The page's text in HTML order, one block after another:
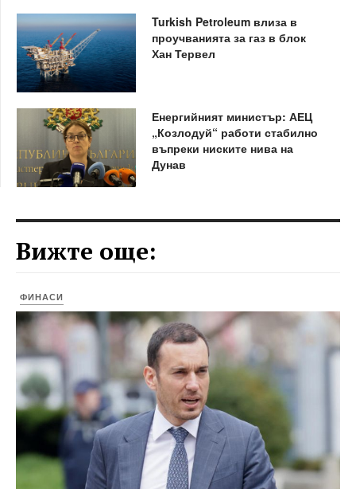
Turkish Petroleum влиза в
проучванията за газ в блок
Хан Тервел
Енергийният министър: АЕЦ
„Козлодуй“ работи стабилно
въпреки ниските нива на
Дунав
Вижте още:
ФИНАСИ